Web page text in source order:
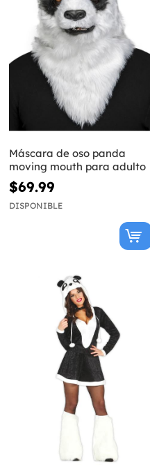
Máscara de oso panda
moving mouth para adulto
$69.99
DISPONIBLE